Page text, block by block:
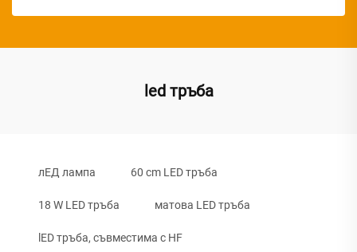
led тръба
лЕД лампа 60 cm LED тръба
18 W LED тръба матова LED тръба
lED тръба, съвместима с HF